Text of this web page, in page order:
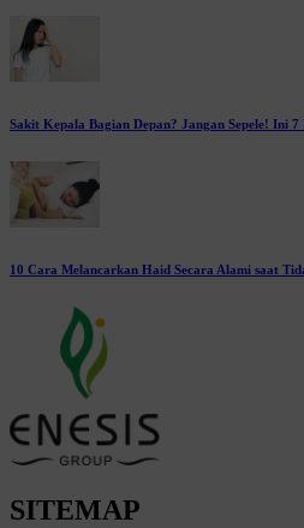
Sakit Kepala Bagian Depan? Jangan Sepele! Ini 7
10 Cara Melancarkan Haid Secara Alami saat
SITEMAP